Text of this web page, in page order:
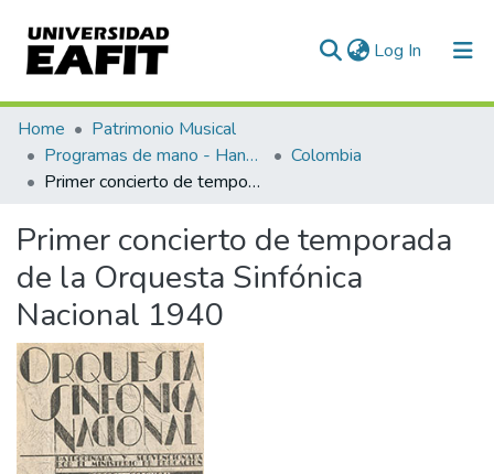
Log In (current)
Communities & Collections
All of DSpace
Home
Patrimonio Musical
Programas de mano - Hand programs
Colombia
Primer concierto de temporada de la Orquesta Sinfónica Nacional 1940
Primer concierto de temporada
de la Orquesta Sinfónica
Nacional 1940